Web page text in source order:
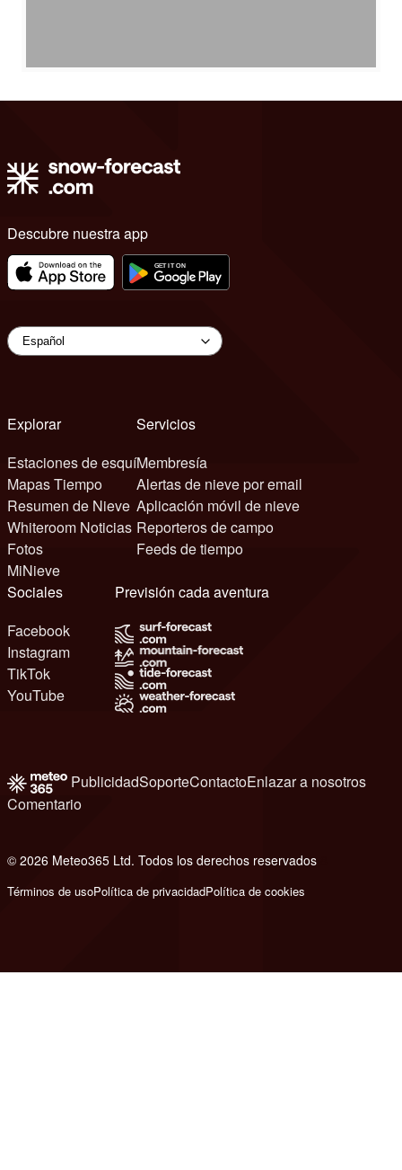
Descubre nuestra app
Explorar
Estaciones de esquí
Mapas Tiempo
Resumen de Nieve
Whiteroom Noticias
Fotos
MiNieve
Servicios
Membresía
Alertas de nieve por email
Aplicación móvil de nieve
Reporteros de campo
Feeds de tiempo
Sociales
Facebook
Instagram
TikTok
YouTube
Previsión cada aventura
PublicidadSoporteContactoEnlazar a nosotros
Comentario
© 2026 Meteo365 Ltd. Todos los derechos reservados
Términos de usoPolítica de privacidadPolítica de cookies